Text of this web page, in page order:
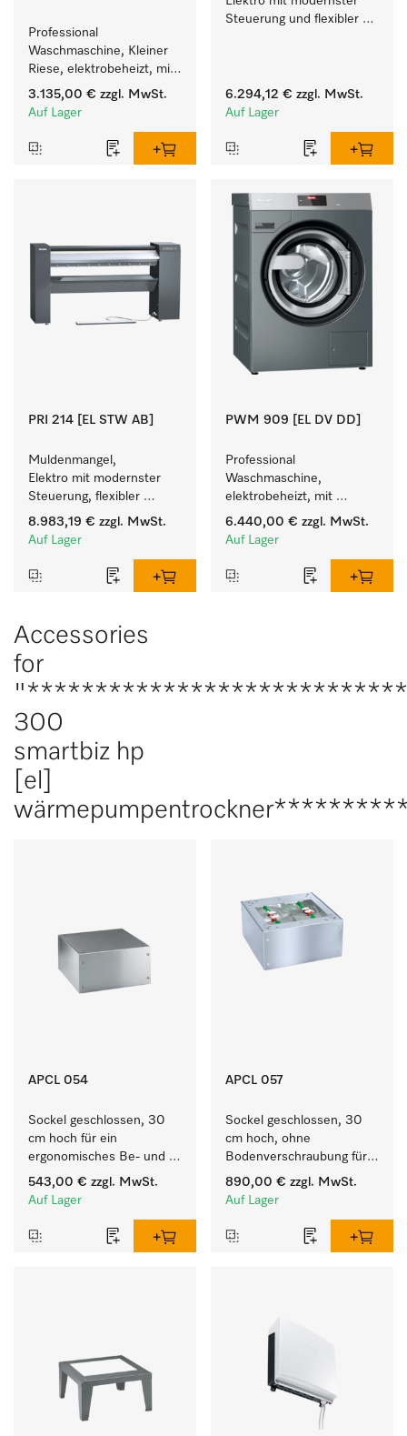
Professional
Waschmaschine, Kleiner
Riese, elektrobeheizt, mit
Ablaufpumpe und einer
kürzesten Laufzeit von
Wäschedurchsatz.
3.135,00 € zzgl. MwSt.
Auf Lager
Steuerung und flexibler
6.294,12 € zzgl. MwSt.
Auf Lager
PRI 214 [EL STW AB]
Muldenmangel,
Elektro mit modernster
Steuerung, flexibler
Bedienhöhe und
Ablagestange.
8.983,19 € zzgl. MwSt.
Auf Lager
PWM 909 [EL DV DD]
Professional
Waschmaschine,
elektrobeheizt, mit
Ablaufventil und
Waschmitteleinspülkasten,
programmierbar.
6.440,00 € zzgl. MwSt.
Auf Lager
Accessories
for
300
smartbiz hp
[el]
APCL 054
Sockel geschlossen, 30
cm hoch für ein
ergonomisches Be- und
Entladen von
Waschmaschine und
543,00 € zzgl. MwSt.
Auf Lager
APCL 057
Sockel geschlossen, 30
cm hoch, ohne
Bodenverschraubung für
ein ergonomisches Be-
und Entladen von
Trockner.
890,00 € zzgl. MwSt.
Auf Lager